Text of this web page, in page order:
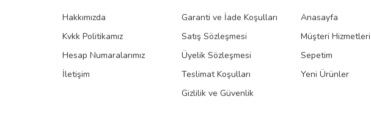
Hakkımızda
Kvkk Politikamız
Hesap Numaralarımız
İletişim
Garanti ve İade Koşulları
Satış Sözleşmesi
Üyelik Sözleşmesi
Teslimat Koşulları
Gizlilik ve Güvenlik
Anasayfa
Müşteri Hizmetleri
Sepetim
Yeni Ürünler